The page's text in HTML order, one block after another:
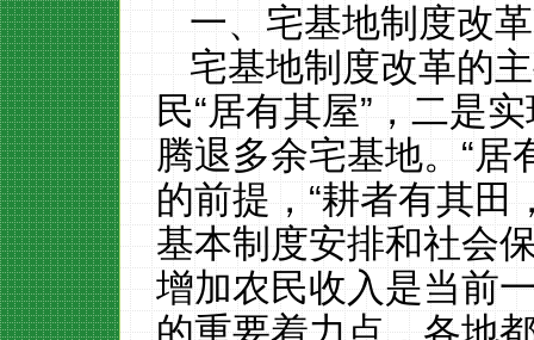
一、宅基地制度改
宅基地制度改革的
民“居有其屋”，二是
腾退多余宅基地。“居
的前提，“耕者有其田
基本制度安排和社会
增加农民收入是当前